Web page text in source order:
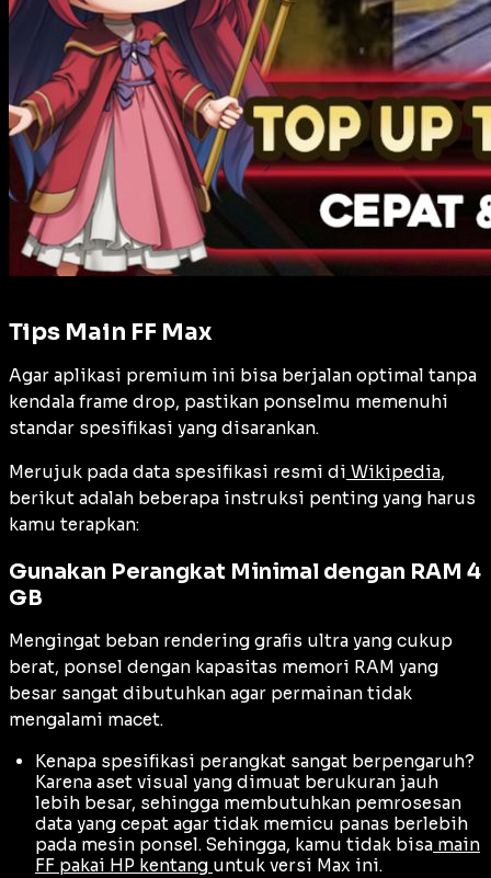
Tips Main FF Max
Agar aplikasi premium ini bisa berjalan optimal tanpa
kendala frame drop, pastikan ponselmu memenuhi
standar spesifikasi yang disarankan.
Merujuk pada data spesifikasi resmi di Wikipedia,
berikut adalah beberapa instruksi penting yang harus
kamu terapkan:
Gunakan Perangkat Minimal dengan RAM 4
GB
Mengingat beban rendering grafis ultra yang cukup
berat, ponsel dengan kapasitas memori RAM yang
besar sangat dibutuhkan agar permainan tidak
mengalami macet.
Kenapa spesifikasi perangkat sangat berpengaruh?
Karena aset visual yang dimuat berukuran jauh
lebih besar, sehingga membutuhkan pemrosesan
data yang cepat agar tidak memicu panas berlebih
pada mesin ponsel. Sehingga, kamu tidak bisa main
FF pakai HP kentang untuk versi Max ini.